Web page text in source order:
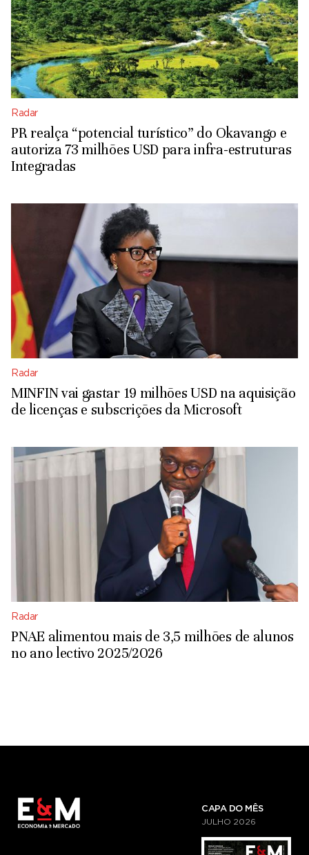
Radar
PR realça “potencial turístico” do Okavango e
autoriza 73 milhões USD para infra-estruturas
Integradas
Radar
MINFIN vai gastar 19 milhões USD na aquisição
de licenças e subscrições da Microsoft
Radar
PNAE alimentou mais de 3,5 milhões de alunos
no ano lectivo 2025/2026
CAPA DO MÊS
JULHO 2026